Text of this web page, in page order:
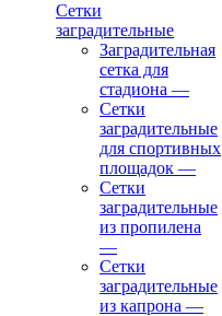
Сетки
заградительные
Заградительная
сетка для
стадиона —
Сетки
заградительные
для спортивных
площадок —
Сетки
заградительные
из пропилена
—
Сетки
заградительные
из капрона —